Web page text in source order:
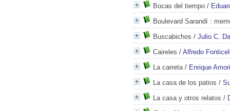
Bocas del tiempo /
Boulevard Sarandí :
Buscabichos / Julio C.
Caireles / Alfredo
La carreta/ Enrique
La casa de los patios /
La casa y otros relatos /